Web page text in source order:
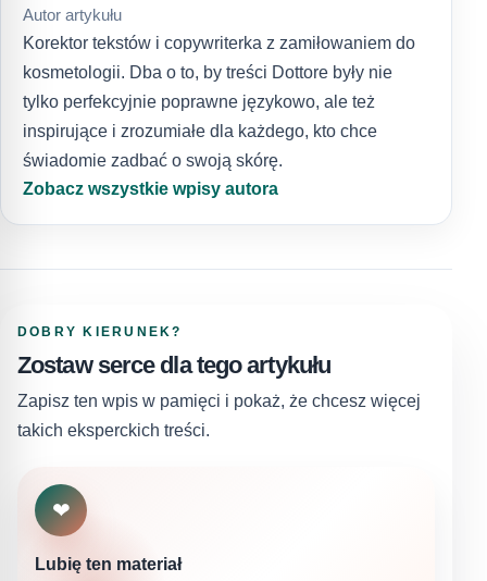
Autor artykułu
Korektor tekstów i copywriterka z zamiłowaniem do
kosmetologii. Dba o to, by treści Dottore były nie
tylko perfekcyjnie poprawne językowo, ale też
inspirujące i zrozumiałe dla każdego, kto chce
świadomie zadbać o swoją skórę.
Zobacz wszystkie wpisy autora
DOBRY KIERUNEK?
Zostaw serce dla tego artykułu
Zapisz ten wpis w pamięci i pokaż, że chcesz więcej
takich eksperckich treści.
❤
Lubię ten materiał